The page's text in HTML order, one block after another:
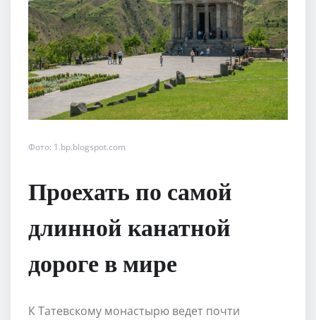
Фото: 1.bp.blogspot.com
Проехать по самой
длинной канатной
дороге в мире
К Татевскому монастырю ведет почти